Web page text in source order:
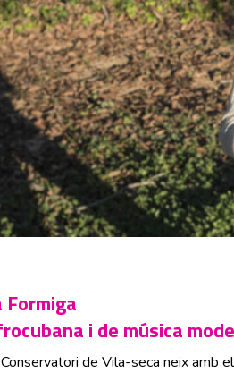
Formiga
i de música
de Vila-seca neix